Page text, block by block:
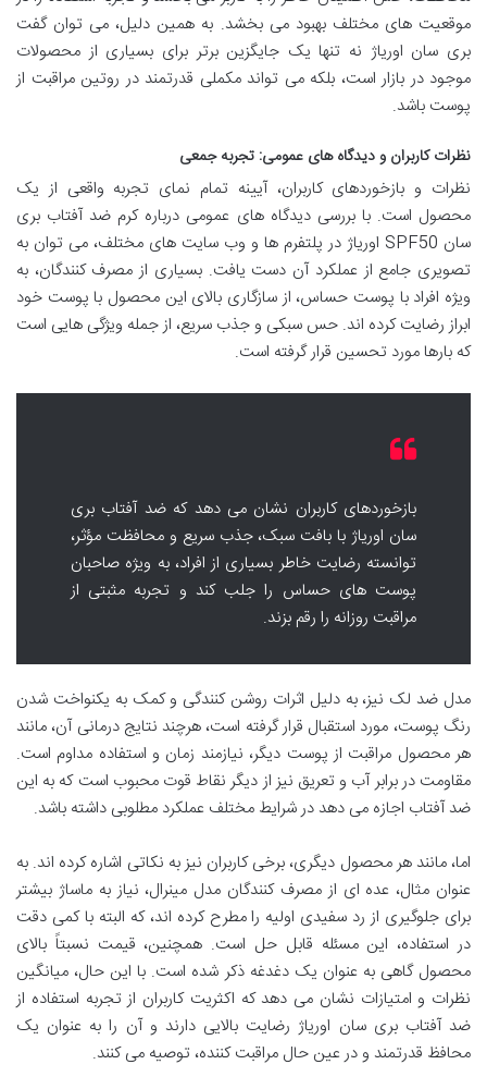
موقعیت های مختلف بهبود می بخشد. به همین دلیل، می توان گفت
بری سان اوریاژ نه تنها یک جایگزین برتر برای بسیاری از محصولات
موجود در بازار است، بلکه می تواند مکملی قدرتمند در روتین مراقبت از
پوست باشد.
نظرات کاربران و دیدگاه های عمومی: تجربه جمعی
نظرات و بازخوردهای کاربران، آیینه تمام نمای تجربه واقعی از یک
محصول است. با بررسی دیدگاه های عمومی درباره کرم ضد آفتاب بری
سان SPF50 اوریاژ در پلتفرم ها و وب سایت های مختلف، می توان به
تصویری جامع از عملکرد آن دست یافت. بسیاری از مصرف کنندگان، به
ویژه افراد با پوست حساس، از سازگاری بالای این محصول با پوست خود
ابراز رضایت کرده اند. حس سبکی و جذب سریع، از جمله ویژگی هایی است
که بارها مورد تحسین قرار گرفته است.
بازخوردهای کاربران نشان می دهد که ضد آفتاب بری
سان اوریاژ با بافت سبک، جذب سریع و محافظت مؤثر،
توانسته رضایت خاطر بسیاری از افراد، به ویژه صاحبان
پوست های حساس را جلب کند و تجربه مثبتی از
مراقبت روزانه را رقم بزند.
مدل ضد لک نیز، به دلیل اثرات روشن کنندگی و کمک به یکنواخت شدن
رنگ پوست، مورد استقبال قرار گرفته است، هرچند نتایج درمانی آن، مانند
هر محصول مراقبت از پوست دیگر، نیازمند زمان و استفاده مداوم است.
مقاومت در برابر آب و تعریق نیز از دیگر نقاط قوت محبوب است که به این
ضد آفتاب اجازه می دهد در شرایط مختلف عملکرد مطلوبی داشته باشد.
اما، مانند هر محصول دیگری، برخی کاربران نیز به نکاتی اشاره کرده اند. به
عنوان مثال، عده ای از مصرف کنندگان مدل مینرال، نیاز به ماساژ بیشتر
برای جلوگیری از رد سفیدی اولیه را مطرح کرده اند، که البته با کمی دقت
در استفاده، این مسئله قابل حل است. همچنین، قیمت نسبتاً بالای
محصول گاهی به عنوان یک دغدغه ذکر شده است. با این حال، میانگین
نظرات و امتیازات نشان می دهد که اکثریت کاربران از تجربه استفاده از
ضد آفتاب بری سان اوریاژ رضایت بالایی دارند و آن را به عنوان یک
محافظ قدرتمند و در عین حال مراقبت کننده، توصیه می کنند.